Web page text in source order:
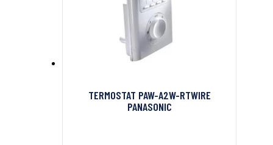
TERMOSTAT PAW-A2W-RTWIRE
PANASONIC